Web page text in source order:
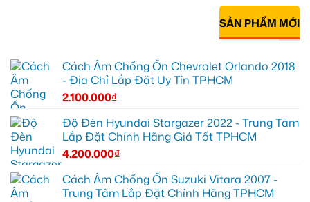
SẢN PHẨM MỚI
Cách Âm Chống Ồn Chevrolet Orlando 2018
- Địa Chỉ Lắp Đặt Uy Tín TPHCM
2.100.000₫
Độ Đèn Hyundai Stargazer 2022 - Trung Tâm
Lắp Đặt Chính Hãng Giá Tốt TPHCM
4.200.000₫
Cách Âm Chống Ồn Suzuki Vitara 2007 -
Trung Tâm Lắp Đặt Chính Hãng TPHCM